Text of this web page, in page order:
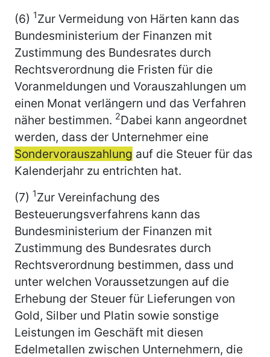
(6) 1Zur Vermeidung von Härten kann das
Bundesministerium der Finanzen mit
Zustimmung des Bundesrates durch
Rechtsverordnung die Fristen für die
Voranmeldungen und Vorauszahlungen um
einen Monat verlängern und das Verfahren
näher bestimmen. 2Dabei kann angeordnet
werden, dass der Unternehmer eine
Sondervorauszahlung auf die Steuer für das
Kalenderjahr zu entrichten hat.
(7) 1Zur Vereinfachung des
Besteuerungsverfahrens kann das
Bundesministerium der Finanzen mit
Zustimmung des Bundesrates durch
Rechtsverordnung bestimmen, dass und
unter welchen Voraussetzungen auf die
Erhebung der Steuer für Lieferungen von
Gold, Silber und Platin sowie sonstige
Leistungen im Geschäft mit diesen
Edelmetallen zwischen Unternehmern, die